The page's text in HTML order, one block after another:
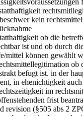
kein
ob die
ist und ob durch
mittel können gewählt
ob
befugt ist. in der
in ehenichtigkeit auch
im
frist
revision (§505 abs 2